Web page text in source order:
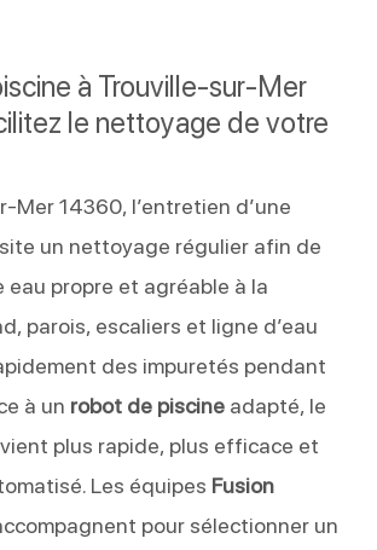
à Trouville-sur-Mer
le nettoyage de votre
Mer 14360, l’entretien d’une
un nettoyage régulier afin de
eau propre et agréable à la
parois, escaliers et ligne d’eau
des impuretés pendant
à un robot de piscineadapté, le
plus rapide, plus efficace et
Les équipes Fusion
pour sélectionner un